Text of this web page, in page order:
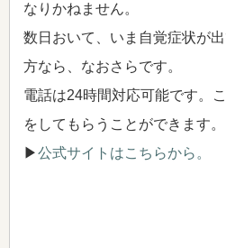
なりかねません。
数日おいて、いま自覚症状が
方なら、なおさらです。
電話は24時間対応可能です。
をしてもらうことができます。
▶公式サイトはこちらから。